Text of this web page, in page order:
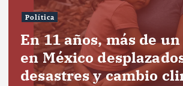
Política
En 11 años, más de
en México
desastres y cambio